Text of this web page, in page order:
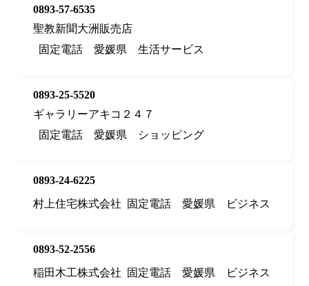
0893-57-6535
聖教新聞大洲販売店
固定電話
愛媛県 生活サービス
0893-25-5520
ギャラリーアキコ２４７
固定電話
愛媛県 ショッピング
0893-24-6225
村上住宅株式会社
固定電話 愛媛県 ビジネス
0893-52-2556
稲田木工株式会社
固定電話 愛媛県 ビジネス